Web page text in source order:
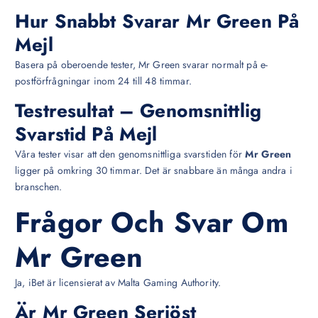
Hur Snabbt Svarar Mr Green På
Mejl
Basera på oberoende tester, Mr Green svarar normalt på e-
postförfrågningar inom 24 till 48 timmar.
Testresultat – Genomsnittlig
Svarstid På Mejl
Våra tester visar att den genomsnittliga svarstiden för Mr Green
ligger på omkring 30 timmar. Det är snabbare än många andra i
branschen.
Frågor Och Svar Om
Mr Green
Ja, iBet är licensierat av Malta Gaming Authority.
Är Mr Green Seriöst